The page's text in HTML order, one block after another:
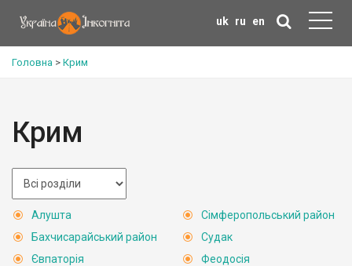
uk ru en
Головна > Крим
Крим
Алушта
Бахчисарайський район
Євпаторія
Сімферопольський район
Судак
Феодосія